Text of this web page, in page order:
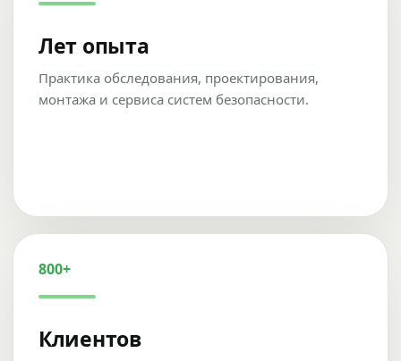
Лет опыта
Практика обследования, проектирования,
монтажа и сервиса систем безопасности.
800+
Клиентов